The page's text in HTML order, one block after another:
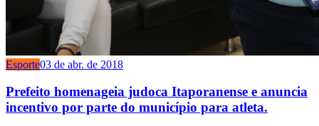
Esporte03 de abr. de 2018
Prefeito homenageia judoca Itaporanense e anuncia
incentivo por parte do município para atleta.